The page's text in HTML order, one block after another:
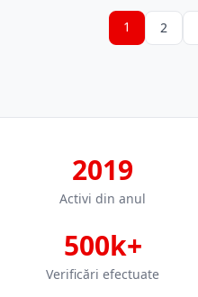
1 2
2019
Activi din anul
500k+
Verificări efectuate